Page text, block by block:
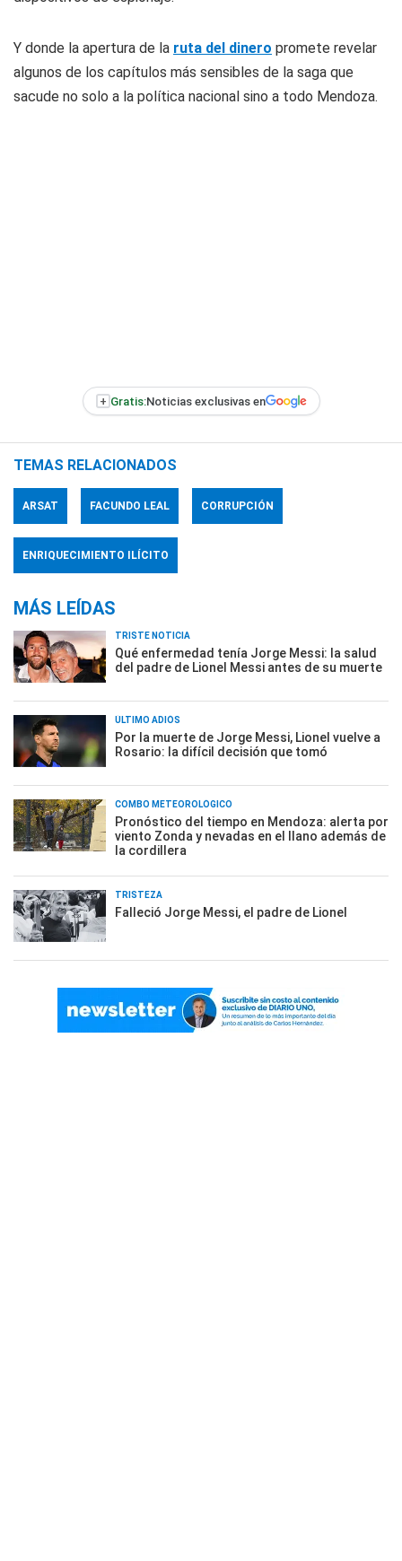
Y donde la apertura de la ruta del dinero promete revelar
algunos de los capítulos más sensibles de la saga que
sacude no solo a la política nacional sino a todo Mendoza.
+ Gratis:Noticias exclusivas en
TEMAS RELACIONADOS
ARSAT FACUNDO LEAL CORRUPCIÓN
ENRIQUECIMIENTO ILÍCITO
MÁS LEÍDAS
TRISTE NOTICIA
Qué enfermedad tenía Jorge Messi: la salud
del padre de Lionel Messi antes de su muerte
ÚLTIMO ADIÓS
Por la muerte de Jorge Messi, Lionel vuelve a
Rosario: la difícil decisión que tomó
COMBO METEOROLÓGICO
Pronóstico del tiempo en Mendoza: alerta por
viento Zonda y nevadas en el llano además de
la cordillera
TRISTEZA
Falleció Jorge Messi, el padre de Lionel